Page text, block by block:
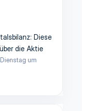
Diese
die Aktie
Dienstag um